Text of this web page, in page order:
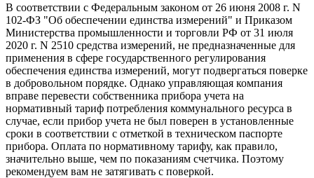
В соответствии с Федеральным законом от 26 июня 2008 г. N
102-ФЗ "Об обеспечении единства измерений" и Приказом
Министерства промышленности и торговли РФ от 31 июля
2020 г. N 2510 средства измерений, не предназначенные для
применения в сфере государственного регулирования
обеспечения единства измерений, могут подвергаться поверке
в добровольном порядке. Однако управляющая компания
вправе перевести собственника прибора учета на
нормативный тариф потребления коммунального ресурса в
случае, если прибор учета не был поверен в установленные
сроки в соответствии с отметкой в техническом паспорте
прибора. Оплата по нормативному тарифу, как правило,
значительно выше, чем по показаниям счетчика. Поэтому
рекомендуем вам не затягивать с поверкой.